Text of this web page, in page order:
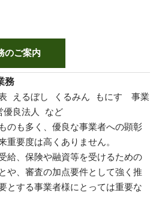
のご案内
務
えるぼし くるみん もにす 事業
優良法人 など
のも多く、優良な事業者への顕彰
重要度は高くありません。
給、保険や融資等を受けるための
や、審査の加点要件として強く推
とする事業者様にとっては重要な